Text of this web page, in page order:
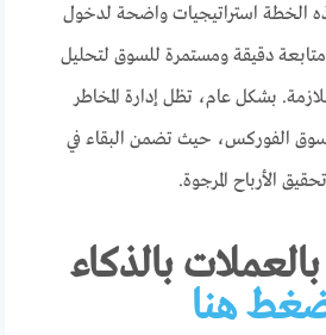
الخطة استراتيجيات واضحة لدخول
دقيقة ومستمرة للسوق لتحليل
بشكل عام، تظل إدارة المخاطر
سوق الفوركس، حيث تضمن البقاء في
الأرباح المرجوة.
بالذكاء
هنا